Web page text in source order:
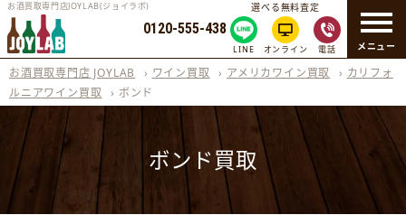
メニュー
お酒買取専門店JOYLAB(ジョイラボ)
0120-555-438
選べる無料査定
LINE オンライン 電話
お酒買取専門店 JOYLAB › ワイン買取 › アメリカワイン買取 › カリフォ
ルニアワイン買取
› ボンド
ボンド買取